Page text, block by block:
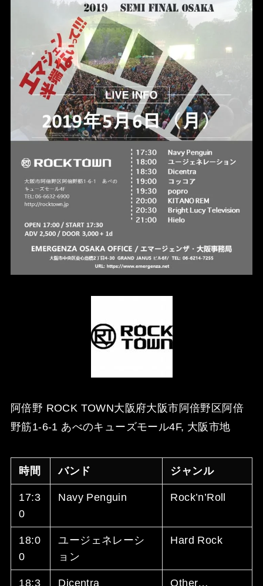
阿倍野 ROCK TOWN大阪府大阪市阿倍野区阿倍
野筋1-6-1 あべのキューズモール4F, 大阪市地
時間 バンド ジャンル
17:3
0
Navy Penguin Rock’n’Roll
18:0
0
ユージェネレーシ
ョン
Hard Rock
18:3
Dicentra Other…